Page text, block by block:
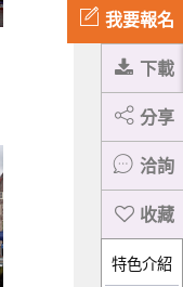
我要報名
下載
分享
洽詢
特色介紹